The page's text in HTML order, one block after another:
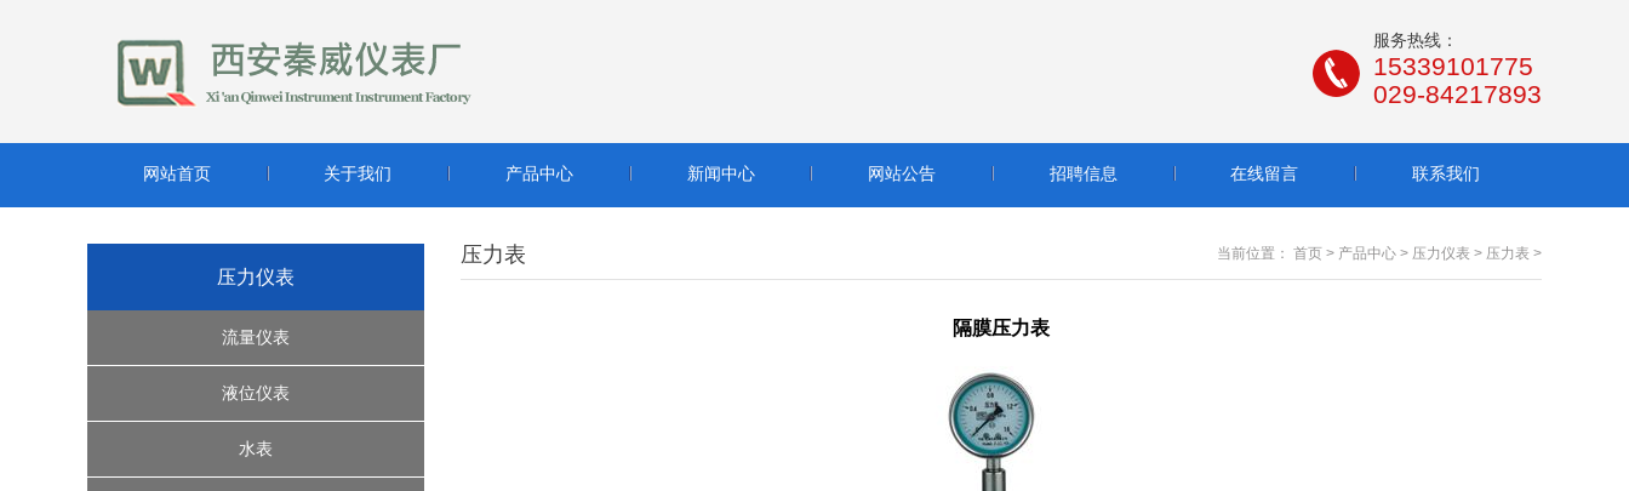
服务热线：
15339101775
029-84217893
网站首页 关于我们 产品中心 新闻中心 网站公告 招聘信息 在线留言 联系我们
压力仪表
流量仪表
超声波流量计
转子流量计系列
液位仪表
缆绳式液位开关
水表
压力表 当前位置： 首页 > 产品中心 > 压力仪表 > 压力表 >
隔膜压力表